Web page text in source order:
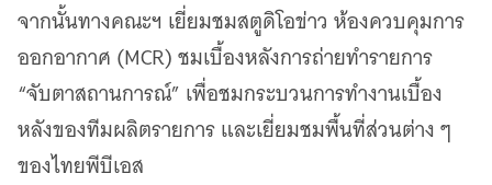
จากนั้นทางคณะฯ เยี่ยมชมสตูดิโอข่าว ห้องควบคุมการ
ออกอากาศ (MCR) ชมเบื้องหลังการถ่ายทำรายการ
“จับตาสถานการณ์” เพื่อชมกระบวนการทำงานเบื้อง
หลังของทีมผลิตรายการ และเยี่ยมชมพื้นที่ส่วนต่าง ๆ
ของไทยพีบีเอส